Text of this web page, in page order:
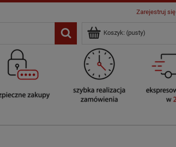
Zarejestruj się
Koszyk: (pusty)